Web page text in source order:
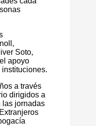
Soto,
apoyo
a través
dirigidos a
las jornadas